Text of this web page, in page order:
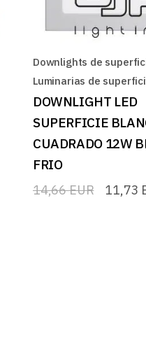
Downlights de
Luminarias de
DOWNLIGHT LED
SUPERFICIE
CUADRADO 12W
FRIO
14,66EUR
El 11,73
El